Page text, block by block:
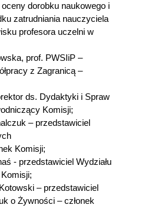
dorobku naukowego i
zatrudniania nauczyciela
profesora uczelni w
prof. PWSIiP –
z Zagranicą –
ds. Dydaktyki i Spraw
Komisji;
– przedstawiciel
Komisji;
- przedstawiciel Wydziału
– przedstawiciel
o Żywności – członek